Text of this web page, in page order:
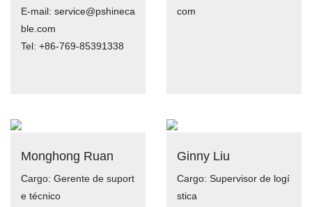
E-mail: service@pshineca
ble.com
Tel: +86-769-85391338
com
Monghong Ruan
Cargo: Gerente de suport
e técnico
Ginny Liu
Cargo: Supervisor de logí
stica